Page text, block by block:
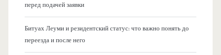
перед подачей заявки
Битуах Леуми и резидентский статус: что важно понять до
переезда и после него